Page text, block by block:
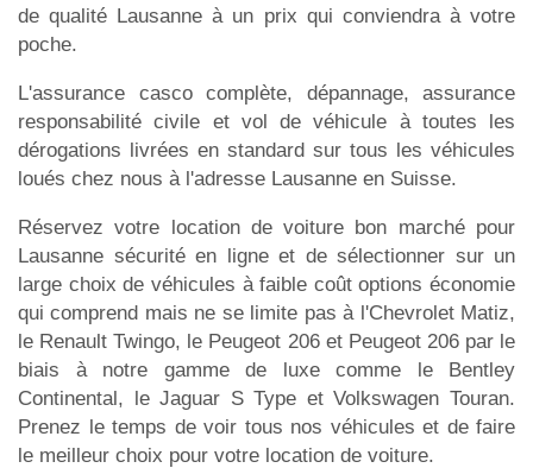
de qualité Lausanne à un prix qui conviendra à votre
poche.
L'assurance casco complète, dépannage, assurance
responsabilité civile et vol de véhicule à toutes les
dérogations livrées en standard sur tous les véhicules
loués chez nous à l'adresse Lausanne en Suisse.
Réservez votre location de voiture bon marché pour
Lausanne sécurité en ligne et de sélectionner sur un
large choix de véhicules à faible coût options économie
qui comprend mais ne se limite pas à l'Chevrolet Matiz,
le Renault Twingo, le Peugeot 206 et Peugeot 206 par le
biais à notre gamme de luxe comme le Bentley
Continental, le Jaguar S Type et Volkswagen Touran.
Prenez le temps de voir tous nos véhicules et de faire
le meilleur choix pour votre location de voiture.